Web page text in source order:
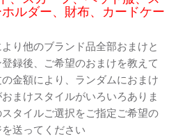
ルダー、財布、カードケー
り他のブランド品全部おまけと
録後、ご希望のおまけを教えて
金額により、ランダムにおまけ
まけスタイルがいろいろありま
タイルご選択をご指定ご希望の
送ってください